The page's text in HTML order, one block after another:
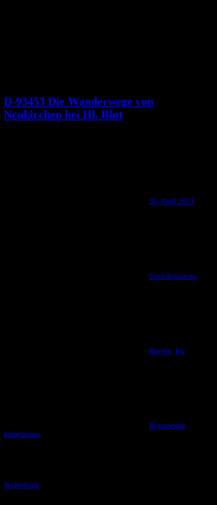
D-93453 Die Wanderwege von
Neukirchen bei Hl. Blut
30. April 2023
Gerd Baumung
Bayern E6
Kommentar
hinterlassen
Weiterlesen